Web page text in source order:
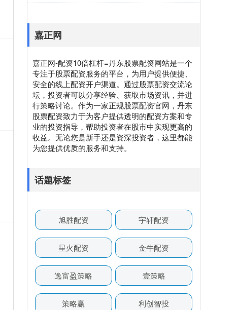
嘉正网
嘉正网-配资10倍杠杆=丹东股票配资网站是一个
专注于股票配资服务的平台，为用户提供便捷、
安全的线上配资开户渠道。通过股票配资交流论
坛，投资者可以分享经验、获取市场资讯，并进
行策略讨论。作为一家正规股票配资官网，丹东
股票配资致力于为客户提供透明的配资方案和专
业的投资指导，帮助投资者在股市中实现更高的
收益。无论您是新手还是资深投资者，这里都能
为您提供优质的服务和支持。
话题标签
旭胜配资 宇轩配资
星火配资 金牛配资
逸富盈策略 壹策略
策略赢 利创智投